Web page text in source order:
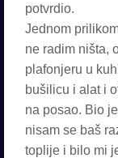
potvrdio.
Jednom
ne radim ništa,
plafonjeru u
bušilicu i alat i
na posao. Bio
nisam se baš
toplije i bilo mi